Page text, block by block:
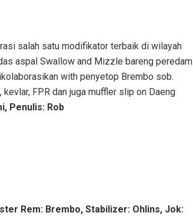
salah satu modifikator terbaik di wilayah
aspal Swallow and Mizzle bareng peredam
with penyetop Brembo sob.
FPR dan juga muffler slip on Daeng
Penulis: Rob
Rem: Brembo, Stabilizer: Ohlins, Jok: